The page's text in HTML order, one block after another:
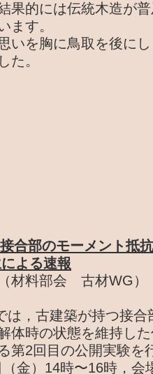
果的には伝統木造が
ます。
いを胸に鳥取を後に
た。
合部のモーメント抵
よる速報
材料部会 古材WG）
は，古建築が持つ接
体時の状態を維持し
第2回目の公開実験を
金）14時〜16時，会